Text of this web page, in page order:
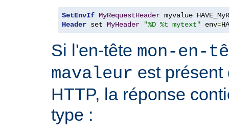
SetEnvIf MyRequestHeader
Header set MyHeader "%D %t mytext" env=
Si l'en-tête mon-en-
mavaleur est présent
HTTP, la réponse
type :